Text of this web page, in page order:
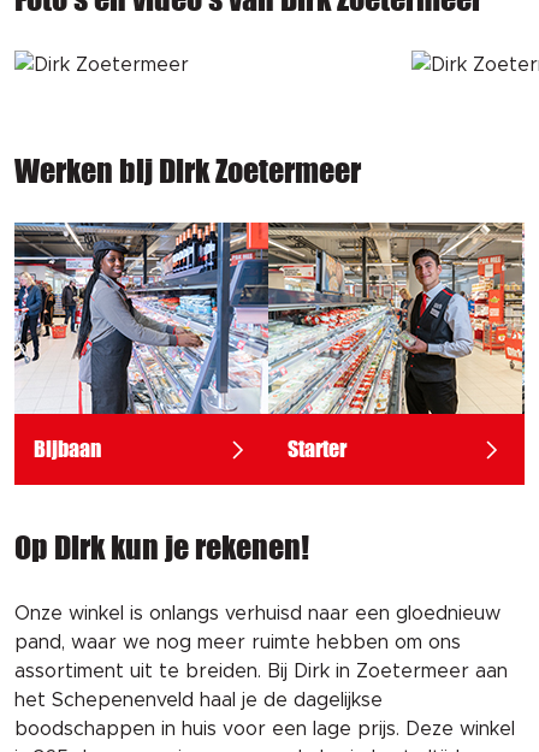
Werken bij Dirk Zoetermeer
Bijbaan Starter
Op Dirk kun je rekenen!
Onze winkel is onlangs verhuisd naar een gloednieuw
pand, waar we nog meer ruimte hebben om ons
assortiment uit te breiden. Bij Dirk in Zoetermeer aan
het Schepenenveld haal je de dagelijkse
boodschappen in huis voor een lage prijs. Deze winkel